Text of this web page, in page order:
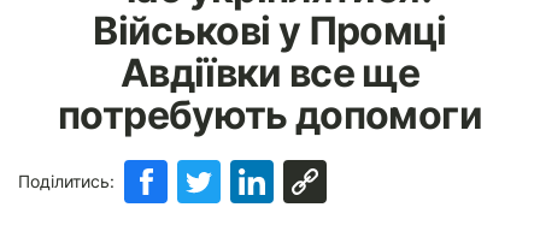
Військові у Промці
Авдіївки все ще
потребують допомоги
Поділитись: